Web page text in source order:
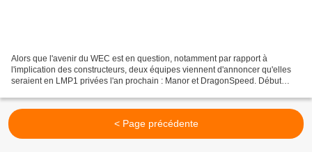
Alors que l'avenir du WEC est en question, notamment par rapport à
l'implication des constructeurs, deux équipes viennent d'annoncer qu'elles
seraient en LMP1 privées l'an prochain : Manor et DragonSpeed. Début
< Page précédente